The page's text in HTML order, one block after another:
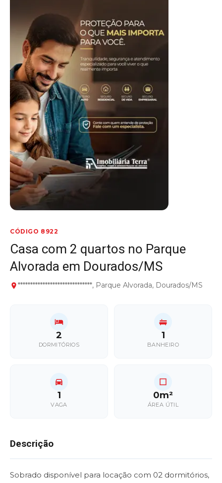
CÓDIGO 8922
Casa com 2 quartos no Parque
Alvorada em Dourados/MS
******************************, Parque Alvorada, Dourados/MS
2
DORMITÓRIOS
1
BANHEIRO
1
VAGA
0m²
ÁREA ÚTIL
Descrição
Sobrado disponível para locação com 02 dormitórios,